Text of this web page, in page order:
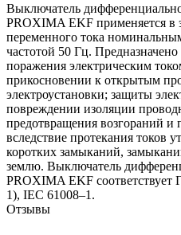
Выключатель
PROXIMA EKF применяется в
переменного тока
частотой 50 Гц.
поражения электрическим
прикосновении к открытым
электроустановки; защиты
повреждении изоляции
предотвращения возгораний
вследствие протекания токов
коротких замыканий,
землю. Выключатель
PROXIMA EKF
1), IEC 61008–1.
Отзывы